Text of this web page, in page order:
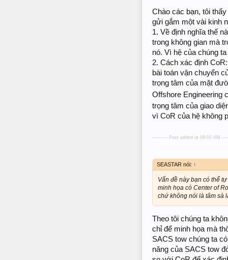
Chào các bạn, tôi
gửi gắm một vài kinh
1. Về định nghĩa thế
trong không gian mà
nó. Vì hệ của chúng
2. Cách xác định
bài toán vận chuyển
trọng tâm của mặt
Offshore Engineering
trọng tâm của giao
vì CoR của hệ không
---------- Post added at 09:02 AM
SEASTAR nói: ↑
Vấn đề này bạn có thể
minh họa có Center of
chứ không nói là tâm sà
Theo tôi chúng ta
chỉ để minh họa mà
SACS tow chúng ta
năng của SACS tow